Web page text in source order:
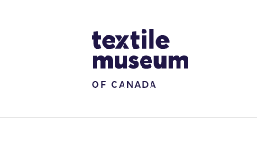
Site Logo